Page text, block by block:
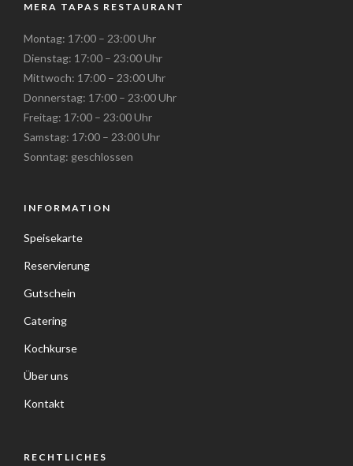
MERA TAPAS RESTAURANT
Montag: 17:00 – 23:00 Uhr
Dienstag: 17:00 – 23:00 Uhr
Mittwoch: 17:00 – 23:00 Uhr
Donnerstag: 17:00 – 23:00 Uhr
Freitag: 17:00 – 23:00 Uhr
Samstag: 17:00 – 23:00 Uhr
Sonntag: geschlossen
INFORMATION
Speisekarte
Reservierung
Gutschein
Catering
Kochkurse
Über uns
Kontakt
RECHTLICHES